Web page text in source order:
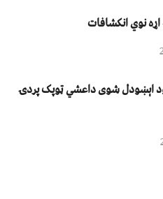
نوي انکشافات
اېښودل شوی داعشي ټوپک پردۍ